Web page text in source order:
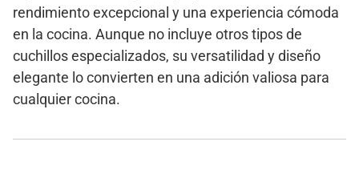
rendimiento excepcional y una experiencia cómoda
en la cocina. Aunque no incluye otros tipos de
cuchillos especializados, su versatilidad y diseño
elegante lo convierten en una adición valiosa para
cualquier cocina.